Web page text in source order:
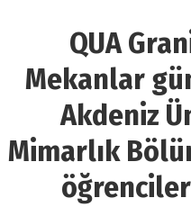
QUA
Mekanlar
Akdeniz
Mimarlık